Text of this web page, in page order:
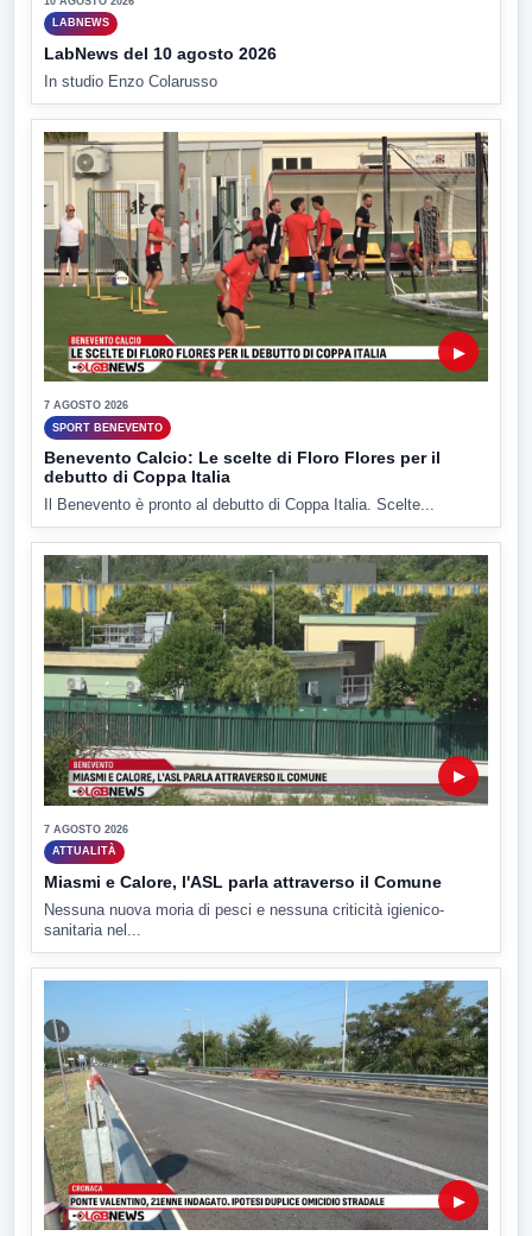
LABNEWS
LabNews del 10 agosto 2026
In studio Enzo Colarusso
▶
7 AGOSTO 2026
SPORT BENEVENTO
Benevento Calcio: Le scelte di Floro Flores per il
debutto di Coppa Italia
Il Benevento è pronto al debutto di Coppa Italia. Scelte...
▶
7 AGOSTO 2026
ATTUALITÀ
Miasmi e Calore, l'ASL parla attraverso il Comune
Nessuna nuova moria di pesci e nessuna criticità igienico-
sanitaria nel...
▶